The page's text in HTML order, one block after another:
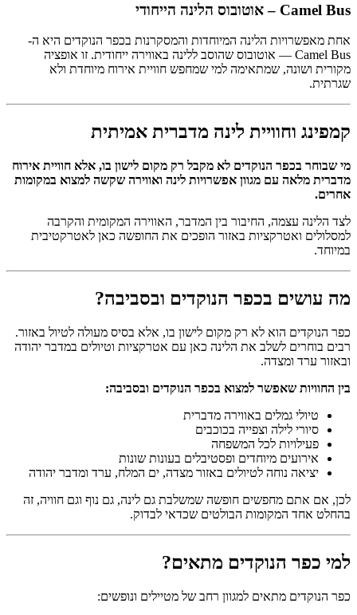
Camel Bus – אוטובוס הלינה הייחודי
אחת מאפשרויות הלינה המיוחדות והמסקרנות בכפר הנוקדים היא ה-
Camel Bus — אוטובוס שהוסב ללינה באווירה ייחודית. זו אופציה
מקורית ושונה, שמתאימה למי שמחפש חוויית אירוח מיוחדת ולא
שגרתית.
קמפינג וחוויית לינה מדברית אמיתית
מי שבוחר בכפר הנוקדים לא מקבל רק מקום לישון בו, אלא חוויית אירוח
מדברית מלאה עם מגוון אפשרויות לינה ואווירה שקשה למצוא במקומות
אחרים.
לצד הלינה עצמה, החיבור בין המדבר, האווירה המקומית והקרבה
למסלולים ואטרקציות באזור הופכים את החופשה כאן לאטרקטיבית
במיוחד.
מה עושים בכפר הנוקדים ובסביבה?
כפר הנוקדים הוא לא רק מקום לישון בו, אלא בסיס מעולה לטיול באזור.
רבים בוחרים לשלב את הלינה כאן עם אטרקציות וטיולים במדבר יהודה
ובאזור ערד ומצדה.
בין החוויות שאפשר למצוא בכפר הנוקדים ובסביבה:
טיולי גמלים באווירה מדברית
סיורי לילה וצפייה בכוכבים
פעילויות לכל המשפחה
אירועים מיוחדים ופסטיבלים בעונות שונות
יציאה נוחה לטיולים באזור מצדה, ים המלח, ערד ומדבר יהודה
לכן, אם אתם מחפשים חופשה שמשלבת גם לינה, גם נוף וגם חוויה, זה
בהחלט אחד המקומות הבולטים שכדאי לבדוק.
למי כפר הנוקדים מתאים?
כפר הנוקדים מתאים למגוון רחב של מטיילים ונופשים: